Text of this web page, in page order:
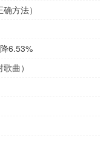
方法）
6.53%
曲）